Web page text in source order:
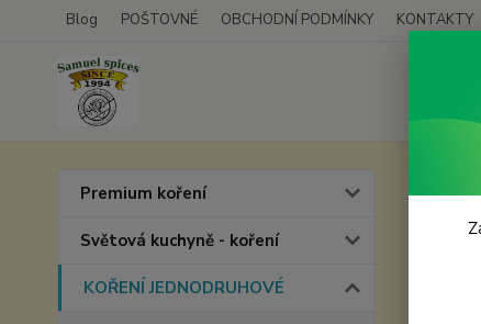
Blog POŠTOVNÉ OBCHODNÍ PODMÍNKY KONTAKTY
Premium koření
Světová kuchyně - koření
KOŘENÍ JEDNODRUHOVÉ